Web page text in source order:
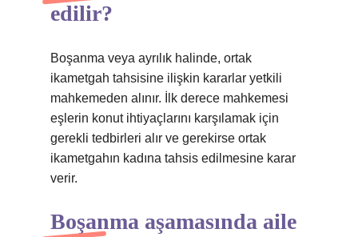
edilir?
Boşanma veya ayrılık halinde, ortak
ikametgah tahsisine ilişkin kararlar yetkili
mahkemeden alınır. İlk derece mahkemesi
eşlerin konut ihtiyaçlarını karşılamak için
gerekli tedbirleri alır ve gerekirse ortak
ikametgahın kadına tahsis edilmesine karar
verir.
Boşanma aşamasında aile